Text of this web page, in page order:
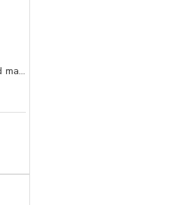
DEBORAH Milano Red mat ruž 02